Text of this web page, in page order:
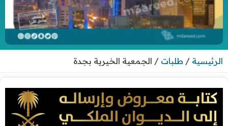
الرئيسية / طلبات / الجمعية الخيرية بجدة